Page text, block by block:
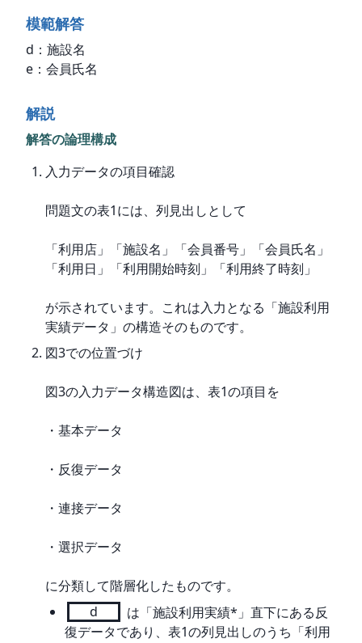
模範解答
d：施設名
e：会員氏名
解説
解答の論理構成
入力データの項目確認
問題文の表1には、列見出しとして
「利用店」「施設名」「会員番号」「会員氏名」
「利用日」「利用開始時刻」「利用終了時刻」
が示されています。これは入力となる「施設利用
実績データ」の構造そのものです。
図3での位置づけ
図3の入力データ構造図は、表1の項目を
・基本データ
・反復データ
・連接データ
・選択データ
に分類して階層化したものです。
d
は「施設利用実績*」直下にある反
復データであり、表1の列見出しのうち「利用